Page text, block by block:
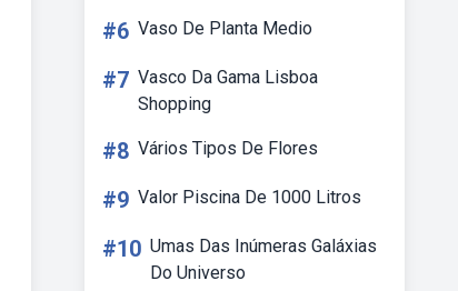
#6 Vaso De Planta Medio
#7 Vasco Da Gama Lisboa
Shopping
#8 Vários Tipos De Flores
#9 Valor Piscina De 1000 Litros
#10 Umas Das Inúmeras Galáxias
Do Universo